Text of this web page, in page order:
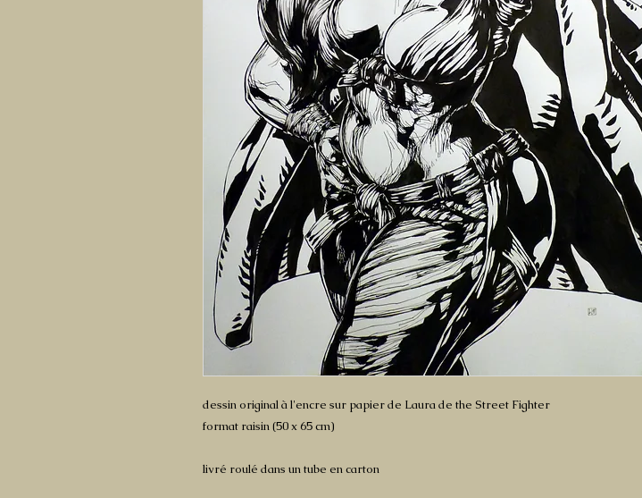
dessin original à l'encre sur papier de Laura de the Street Fighter
format raisin (50 x 65 cm)
livré roulé dans un tube en carton